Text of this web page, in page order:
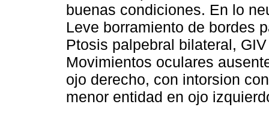
buenas condiciones. En lo
Leve borramiento de bordes
Ptosis palpebral bilateral,
Movimientos oculares
ojo derecho, con intorsion
menor entidad en ojo